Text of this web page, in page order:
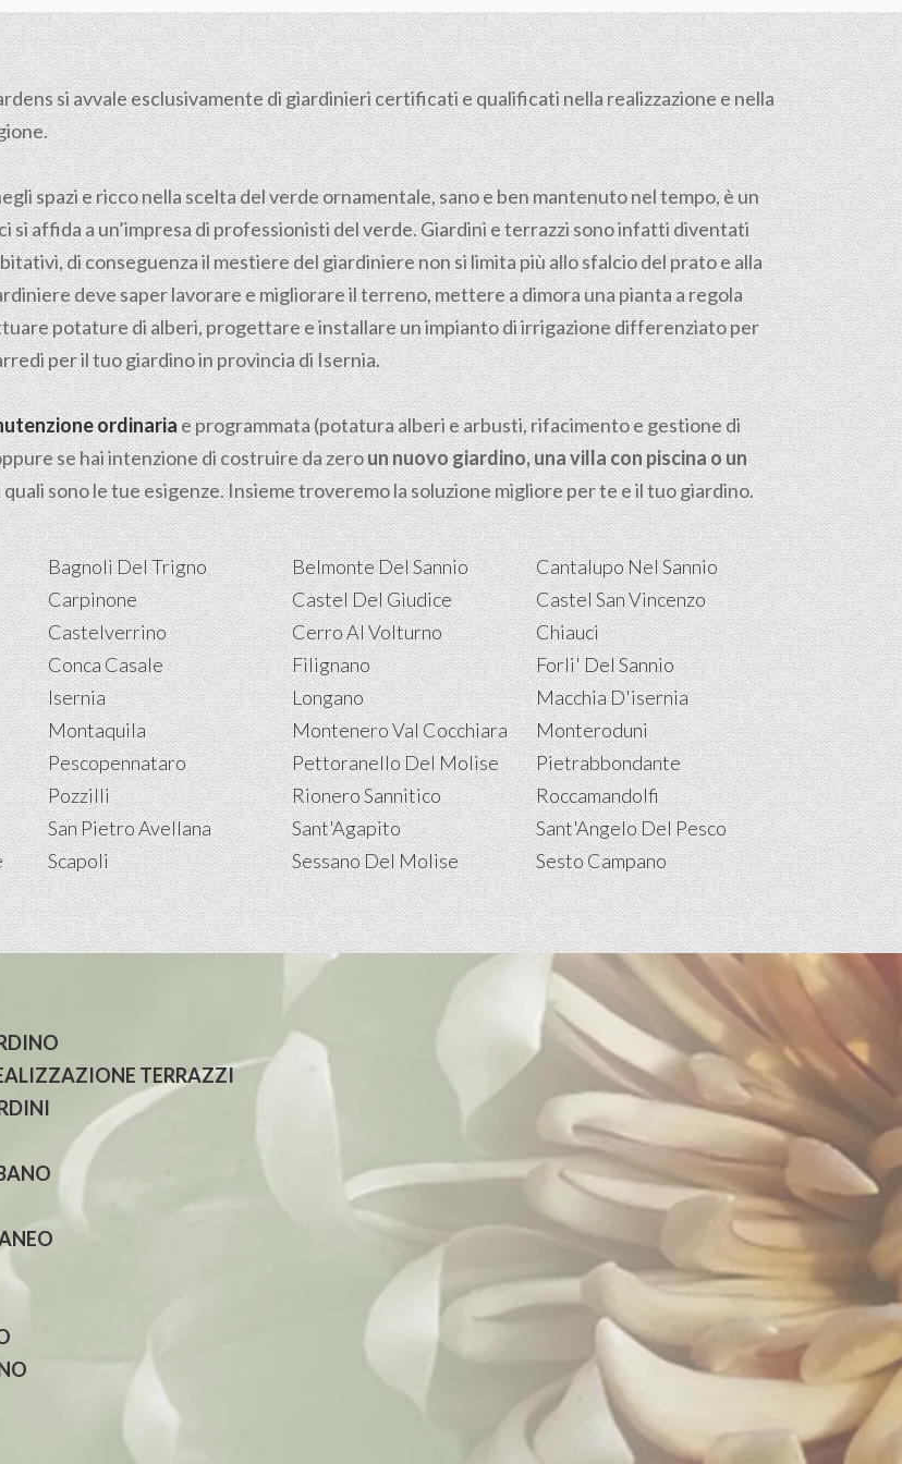
si avvale esclusivamente di giardinieri certificati e qualificati nella realizzazione e nella
spazi e ricco nella scelta del verde ornamentale, sano e ben mantenuto nel tempo, è un
si affida a un’impresa di professionisti del verde. Giardini e terrazzi sono infatti diventati
di conseguenza il mestiere del giardiniere non si limita più allo sfalcio del prato e alla
deve saper lavorare e migliorare il terreno, mettere a dimora una pianta a regola
potature di alberi, progettare e installare un impianto di irrigazione differenziato per
per il tuo giardino in provincia di Isernia.
ordinariae programmata (potatura alberi e arbusti, rifacimento e gestione di
se hai intenzione di costruire da zeroun nuovo giardino, una villa con piscina o un
sono le tue esigenze. Insieme troveremo la soluzione migliore per te e il tuo giardino.
Bagnoli Del Trigno Belmonte Del Sannio
Cantalupo Nel Sannio
Carpinone Castel Del Giudice
Castel San Vincenzo
Castelverrino Cerro Al Volturno
Chiauci
Conca Casale Filignano
Forli' Del Sannio
Isernia Longano
Macchia D'isernia
Montaquila Montenero Val Cocchiara
Monteroduni
Pescopennataro Pettoranello Del Molise
Pietrabbondante
Pozzilli Rionero Sannitico
Roccamandolfi
San Pietro Avellana Sant'Agapito
Sant'Angelo Del Pesco
Scapoli Sessano Del Molise
Sesto Campano
TERRAZZI